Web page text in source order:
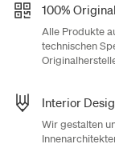
100% Original
Alle Produkte
technischen
Interior
Wir gestalten